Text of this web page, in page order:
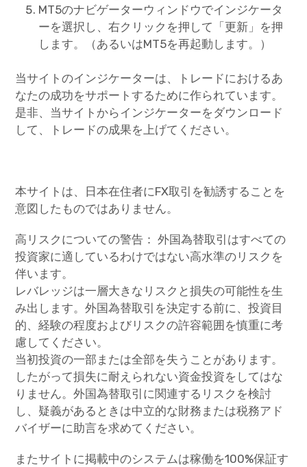
MT5のナビゲーターウィンドウでインジケータ
ーを選択し、右クリックを押して「更新」を押
します。（あるいはMT5を再起動します。）
当サイトのインジケーターは、トレードにおけるあ
なたの成功をサポートするために作られています。
是非、当サイトからインジケーターをダウンロード
して、トレードの成果を上げてください。
本サイトは、日本在住者にFX取引を勧誘することを
意図したものではありません。
高リスクについての警告： 外国為替取引はすべての
投資家に適しているわけではない高水準のリスクを
伴います。
レバレッジは一層大きなリスクと損失の可能性を生
み出します。外国為替取引を決定する前に、投資目
的、経験の程度およびリスクの許容範囲を慎重に考
慮してください。
当初投資の一部または全部を失うことがあります。
したがって損失に耐えられない資金投資をしてはな
りません。外国為替取引に関連するリスクを検討
し、疑義があるときは中立的な財務または税務アド
バイザーに助言を求めてください。
またサイトに掲載中のシステムは稼働を100%保証す